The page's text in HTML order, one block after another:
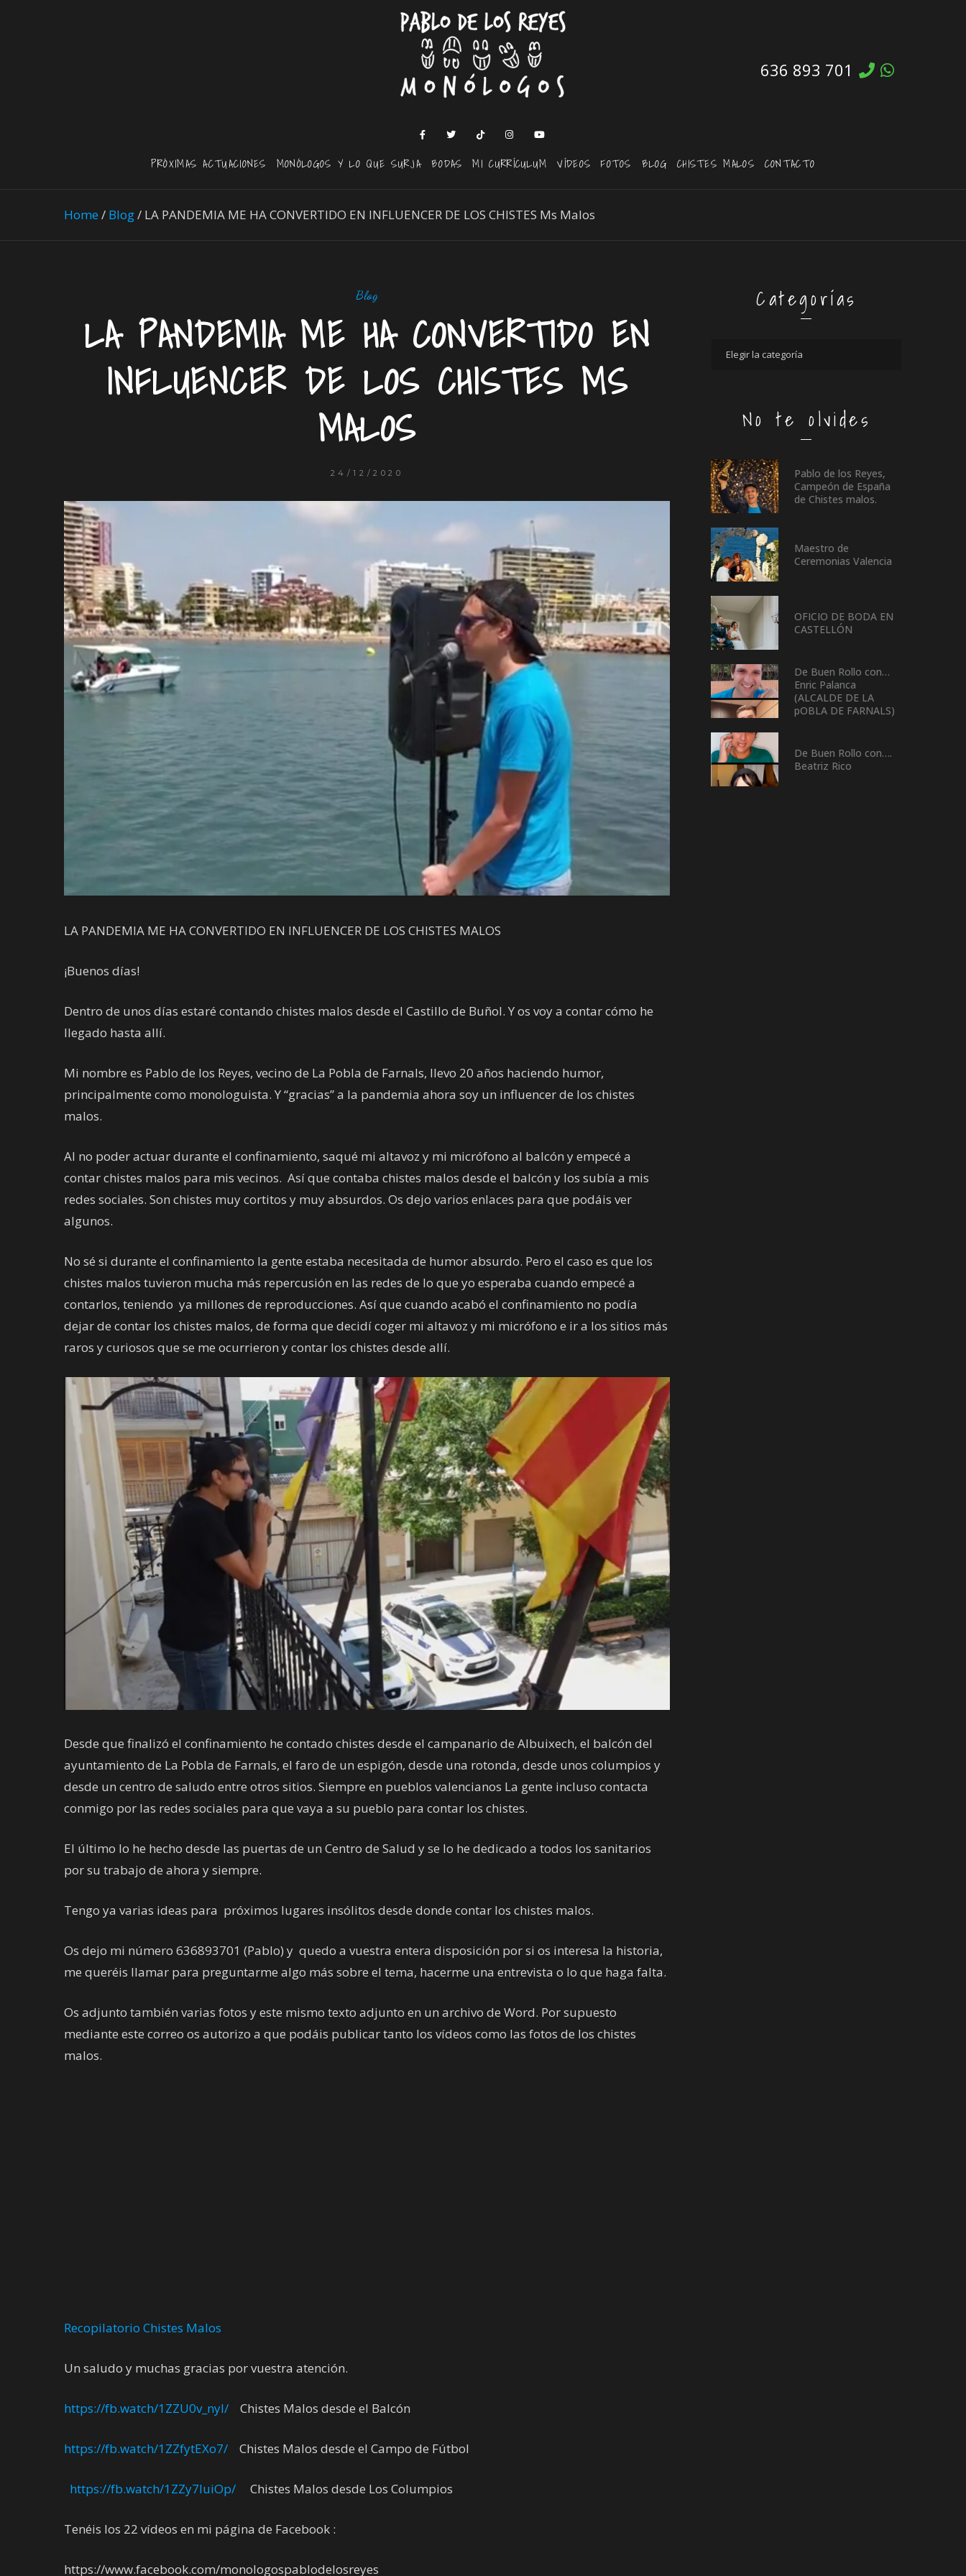
636 893 701
PRÓXIMAS ACTUACIONES MONÓLOGOS Y LO QUE SURJA BODAS MI CURRÍCULUM VÍDEOS FOTOS BLOG CHISTES MALOS CONTACTO
Home/ Blog/ LA PANDEMIA ME HA CONVERTIDO EN INFLUENCER DE LOS CHISTES Ms Malos
Blog
LA PANDEMIA ME HA CONVERTIDO EN
INFLUENCER DE LOS CHISTES MS
MALOS
24/12/2020
LA PANDEMIA ME HA CONVERTIDO EN INFLUENCER DE LOS CHISTES MALOS
¡Buenos días!
Dentro de unos días estaré contando chistes malos desde el Castillo de Buñol. Y os voy a contar cómo he
llegado hasta allí.
Mi nombre es Pablo de los Reyes, vecino de La Pobla de Farnals, llevo 20 años haciendo humor,
principalmente como monologuista. Y “gracias” a la pandemia ahora soy un influencer de los chistes
malos.
Al no poder actuar durante el confinamiento, saqué mi altavoz y mi micrófono al balcón y empecé a
contar chistes malos para mis vecinos. Así que contaba chistes malos desde el balcón y los subía a mis
redes sociales. Son chistes muy cortitos y muy absurdos. Os dejo varios enlaces para que podáis ver
algunos.
No sé si durante el confinamiento la gente estaba necesitada de humor absurdo. Pero el caso es que los
chistes malos tuvieron mucha más repercusión en las redes de lo que yo esperaba cuando empecé a
contarlos, teniendo ya millones de reproducciones. Así que cuando acabó el confinamiento no podía
dejar de contar los chistes malos, de forma que decidí coger mi altavoz y mi micrófono e ir a los sitios más
raros y curiosos que se me ocurrieron y contar los chistes desde allí.
Desde que finalizó el confinamiento he contado chistes desde el campanario de Albuixech, el balcón del
ayuntamiento de La Pobla de Farnals, el faro de un espigón, desde una rotonda, desde unos columpios y
desde un centro de saludo entre otros sitios. Siempre en pueblos valencianos La gente incluso contacta
conmigo por las redes sociales para que vaya a su pueblo para contar los chistes.
El último lo he hecho desde las puertas de un Centro de Salud y se lo he dedicado a todos los sanitarios
por su trabajo de ahora y siempre.
Tengo ya varias ideas para próximos lugares insólitos desde donde contar los chistes malos.
Os dejo mi número 636893701 (Pablo) y quedo a vuestra entera disposición por si os interesa la historia,
me queréis llamar para preguntarme algo más sobre el tema, hacerme una entrevista o lo que haga falta.
Os adjunto también varias fotos y este mismo texto adjunto en un archivo de Word. Por supuesto
mediante este correo os autorizo a que podáis publicar tanto los vídeos como las fotos de los chistes
malos.
Recopilatorio Chistes Malos
Un saludo y muchas gracias por vuestra atención.
https://fb.watch/1ZZU0v_nyl/ Chistes Malos desde el Balcón
https://fb.watch/1ZZfytEXo7/ Chistes Malos desde el Campo de Fútbol
https://fb.watch/1ZZy7IuiOp/ Chistes Malos desde Los Columpios
Tenéis los 22 vídeos en mi página de Facebook :
https://www.facebook.com/monologospablodelosreyes
Categorías
No te olvides
Pablo de los Reyes,
Campeón de España
de Chistes malos.
Maestro de
Ceremonias Valencia
OFICIO DE BODA EN
CASTELLÓN
De Buen Rollo con…
Enric Palanca
(ALCALDE DE LA
pOBLA DE FARNALS)
De Buen Rollo con….
Beatriz Rico